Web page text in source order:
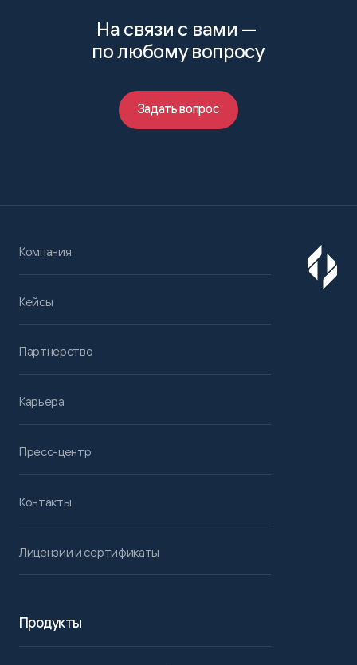
На связи с вами —
по любому вопросу
Задать вопрос
Компания
Кейсы
Партнерство
Карьера
Пресс-центр
Контакты
Лицензии и сертификаты
Продукты